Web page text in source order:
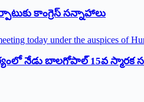
కాంగ్రెస్‌ ‌సన్నాహాలు
నేడు బాలగోపాల్‌ 15వ స్మారక